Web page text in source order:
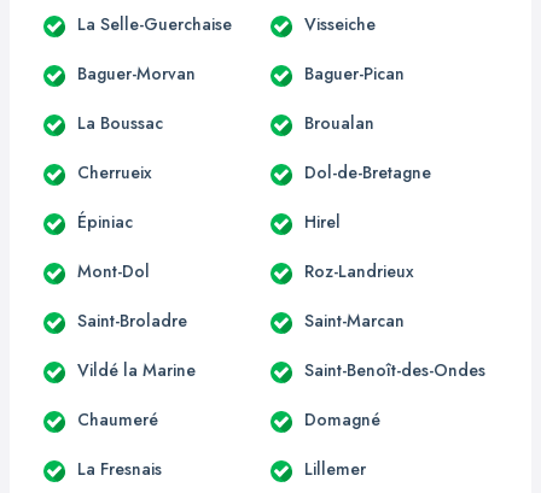
La Selle-Guerchaise Visseiche
Baguer-Morvan Baguer-Pican
La Boussac Broualan
Cherrueix Dol-de-Bretagne
Épiniac Hirel
Mont-Dol Roz-Landrieux
Saint-Broladre Saint-Marcan
Vildé la Marine Saint-Benoît-des-Ondes
Chaumeré Domagné
La Fresnais Lillemer